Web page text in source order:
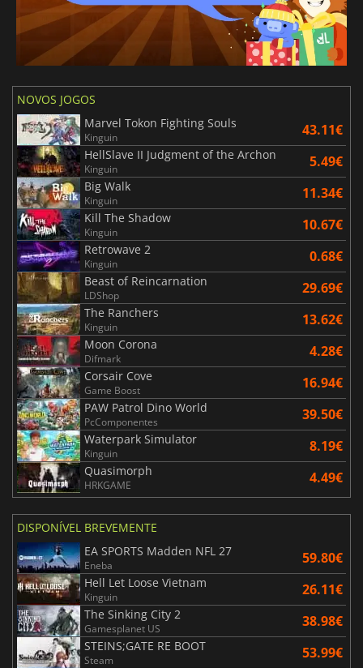
NOVOS JOGOS
Marvel Tokon Fighting Souls
Kinguin 43.11€
HellSlave II Judgment of the Archon
Kinguin 5.49€
Big Walk
Kinguin 11.34€
Kill The Shadow
Kinguin 10.67€
Retrowave 2
Kinguin 0.68€
Beast of Reincarnation
LDShop 29.69€
The Ranchers
Kinguin 13.62€
Moon Corona
Difmark 4.28€
Corsair Cove
Game Boost 16.94€
PAW Patrol Dino World
PcComponentes 39.50€
Waterpark Simulator
Kinguin 8.19€
Quasimorph
HRKGAME 4.49€
DISPONÍVEL BREVEMENTE
EA SPORTS Madden NFL 27
Eneba 59.80€
Hell Let Loose Vietnam
Kinguin 26.11€
The Sinking City 2
Gamesplanet US 38.98€
STEINS;GATE RE BOOT
Steam 53.99€